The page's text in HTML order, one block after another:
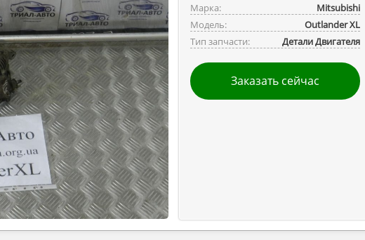
Марка:
Mitsubishi
Модель:
Outlander ‎XL
Тип запчасти:
Детали Двигателя
Заказать сейчас